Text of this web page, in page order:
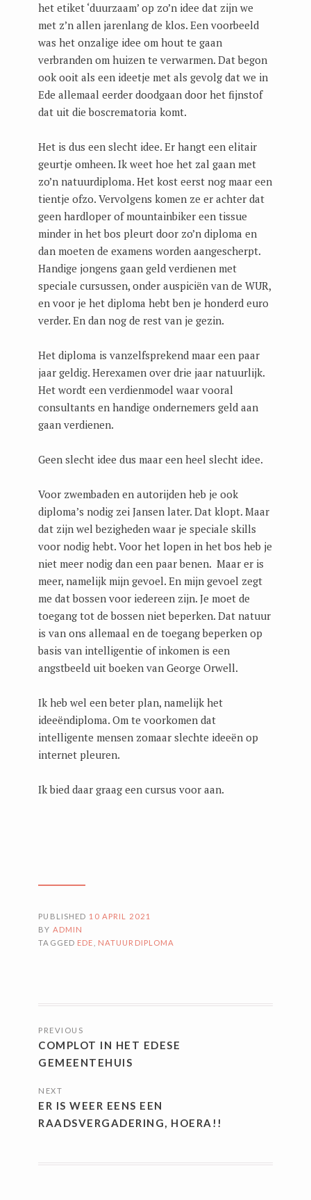
het etiket ‘duurzaam’ op zo’n idee dat zijn we
met z’n allen jarenlang de klos. Een voorbeeld
was het onzalige idee om hout te gaan
verbranden om huizen te verwarmen. Dat begon
ook ooit als een ideetje met als gevolg dat we in
Ede allemaal eerder doodgaan door het fijnstof
dat uit die boscrematoria komt.
Het is dus een slecht idee. Er hangt een elitair
geurtje omheen. Ik weet hoe het zal gaan met
zo’n natuurdiploma. Het kost eerst nog maar een
tientje ofzo. Vervolgens komen ze er achter dat
geen hardloper of mountainbiker een tissue
minder in het bos pleurt door zo’n diploma en
dan moeten de examens worden aangescherpt.
Handige jongens gaan geld verdienen met
speciale cursussen, onder auspiciën van de WUR,
en voor je het diploma hebt ben je honderd euro
verder. En dan nog de rest van je gezin.
Het diploma is vanzelfsprekend maar een paar
jaar geldig. Herexamen over drie jaar natuurlijk.
Het wordt een verdienmodel waar vooral
consultants en handige ondernemers geld aan
gaan verdienen.
Geen slecht idee dus maar een heel slecht idee.
Voor zwembaden en autorijden heb je ook
diploma’s nodig zei Jansen later. Dat klopt. Maar
dat zijn wel bezigheden waar je speciale skills
voor nodig hebt. Voor het lopen in het bos heb je
niet meer nodig dan een paar benen. Maar er is
meer, namelijk mijn gevoel. En mijn gevoel zegt
me dat bossen voor iedereen zijn. Je moet de
toegang tot de bossen niet beperken. Dat natuur
is van ons allemaal en de toegang beperken op
basis van intelligentie of inkomen is een
angstbeeld uit boeken van George Orwell.
Ik heb wel een beter plan, namelijk het
ideeëndiploma. Om te voorkomen dat
intelligente mensen zomaar slechte ideeën op
internet pleuren.
Ik bied daar graag een cursus voor aan.
PUBLISHED 10 APRIL 2021
BY ADMIN
TAGGED EDE NATUURDIPLOMA
PREVIOUS
COMPLOT IN HET EDESE
GEMEENTEHUIS
NEXT
ER IS WEER EENS EEN
RAADSVERGADERING, HOERA!!